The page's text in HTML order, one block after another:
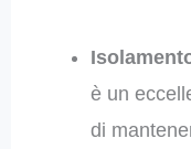
è un
di